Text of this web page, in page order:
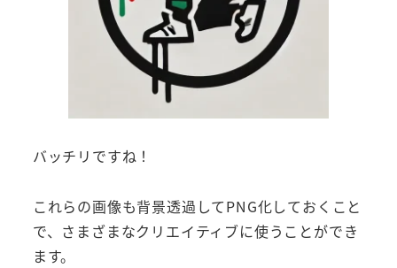
バッチリですね！
これらの画像も背景透過してPNG化しておくこと
で、さまざまなクリエイティブに使うことができ
ます。